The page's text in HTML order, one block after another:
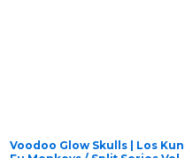
Voodoo Glow Skulls | Los